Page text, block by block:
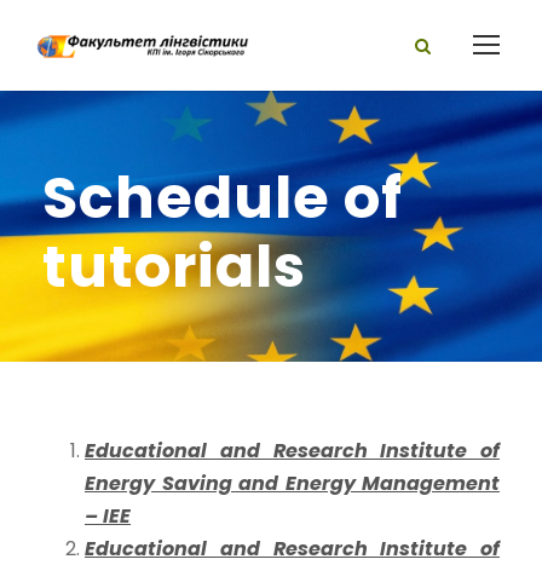
Schedule of
tutorials
Educational and Research Institute of
Energy Saving and Energy Management
– IEE
Educational and Research Institute of